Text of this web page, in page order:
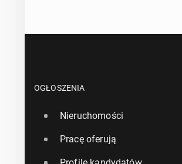
OGŁOSZENIA
Nieruchomości
Pracę oferują